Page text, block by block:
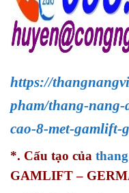
https://
pham/thang-
cao-8-met-gamlift-
*. Cấu tạo của
GAMLIFT –